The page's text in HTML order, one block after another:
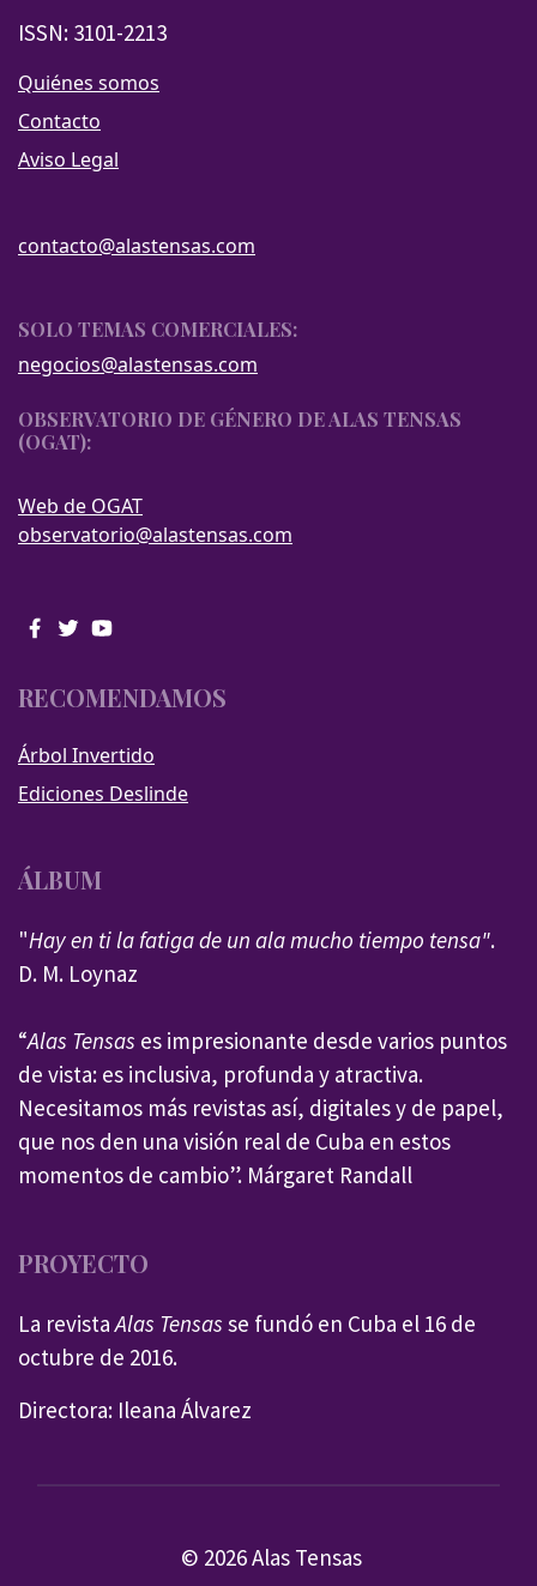
ISSN: 3101-2213
Quiénes somos
Contacto
Aviso Legal
contacto@alastensas.com
SOLO TEMAS COMERCIALES:
negocios@alastensas.com
OBSERVATORIO DE GÉNERO DE ALAS TENSAS
(OGAT):
Web de OGAT
observatorio@alastensas.com
RECOMENDAMOS
Árbol Invertido
Ediciones Deslinde
ÁLBUM
"Hay en ti la fatiga de un ala mucho tiempo tensa".
D. M. Loynaz
“Alas Tensas es impresionante desde varios puntos
de vista: es inclusiva, profunda y atractiva.
Necesitamos más revistas así, digitales y de papel,
que nos den una visión real de Cuba en estos
momentos de cambio”. Márgaret Randall
PROYECTO
La revistaAlas Tensas se fundó en Cuba el 16 de
octubre de 2016.
Directora: Ileana Álvarez
© 2026 Alas Tensas